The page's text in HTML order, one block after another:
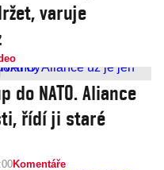
varuje
do NATO. Aliance
řídí ji staré
Komentáře